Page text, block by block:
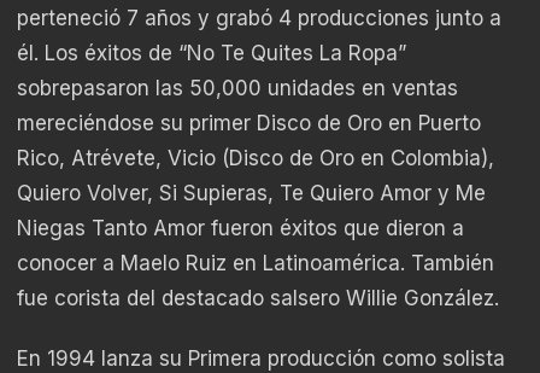
perteneció 7 años y grabó 4 producciones junto a
él. Los éxitos de “No Te Quites La Ropa”
sobrepasaron las 50,000 unidades en ventas
mereciéndose su primer Disco de Oro en Puerto
Rico, Atrévete, Vicio (Disco de Oro en Colombia),
Quiero Volver, Si Supieras, Te Quiero Amor y Me
Niegas Tanto Amor fueron éxitos que dieron a
conocer a Maelo Ruiz en Latinoamérica. También
fue corista del destacado salsero Willie González.
En 1994 lanza su Primera producción como solista